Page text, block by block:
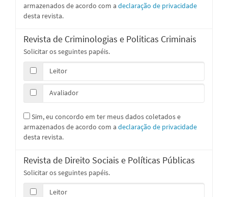
armazenados de acordo com a declaração de privacidade
desta revista.
Revista de Criminologias e Politicas Criminais
Solicitar os seguintes papéis.
Leitor
Avaliador
armazenados de acordo com a declaração de privacidade
desta revista.
Revista de Direito Sociais e Políticas Públicas
Solicitar os seguintes papéis.
Leitor